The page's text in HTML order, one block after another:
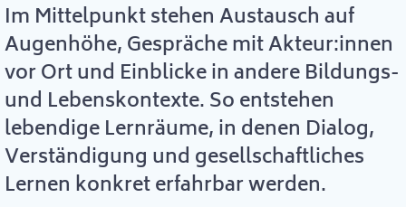
Im Mittelpunkt stehen Austausch auf
Augenhöhe, Gespräche mit Akteur:innen
vor Ort und Einblicke in andere Bildungs-
und Lebenskontexte. So entstehen
lebendige Lernräume, in denen Dialog,
Verständigung und gesellschaftliches
Lernen konkret erfahrbar werden.